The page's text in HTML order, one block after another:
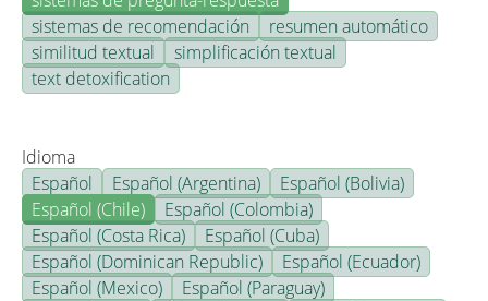
sistemas de recomendación
resumen automático
similitud textual
simplificación textual
text detoxification
Idioma
Español
Español (Argentina)
Español (Bolivia)
Español (Chile)
Español (Colombia)
Español (Costa Rica)
Español (Cuba)
Español (Dominican Republic)
Español (Ecuador)
Español (Mexico)
Español (Paraguay)